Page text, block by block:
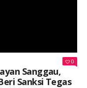
0
Sanggau,
Sanksi Tegas